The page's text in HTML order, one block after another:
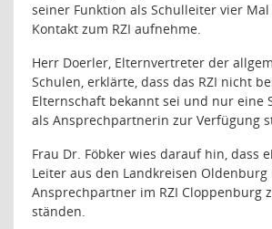
seiner Funktion als Schulleiter vier
Kontakt zum RZI aufnehme.
Herr Doerler, Elternvertreter der
Schulen, erklärte, dass das RZI nicht
Elternschaft bekannt sei und nur eine
als Ansprechpartnerin zur Verfügung
Frau Dr. Föbker wies darauf hin, dass
Leiter aus den Landkreisen Oldenburg
Ansprechpartner im RZI Cloppenburg
ständen.